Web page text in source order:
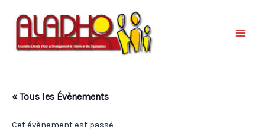
« Tous les Évènements
Cet évènement est passé